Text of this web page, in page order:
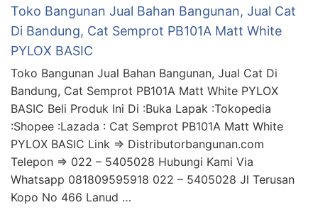
Toko Bangunan Jual Bahan Bangunan, Jual Cat
Di Bandung, Cat Semprot PB101A Matt White
PYLOX BASIC
Toko Bangunan Jual Bahan Bangunan, Jual Cat Di
Bandung, Cat Semprot PB101A Matt White PYLOX
BASIC Beli Produk Ini Di :Buka Lapak :Tokopedia
:Shopee :Lazada : Cat Semprot PB101A Matt White
PYLOX BASIC Link => Distributorbangunan.com
Telepon => 022 – 5405028 Hubungi Kami Via
Whatsapp 081809595918 022 – 5405028 Jl Terusan
Kopo No 466 Lanud …